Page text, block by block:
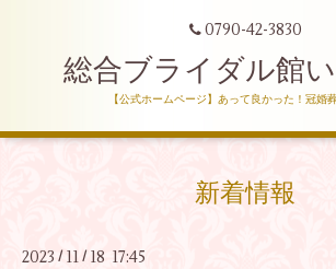
0790-42-3830
総合ブライダル館
【公式ホームページ】あって良かった！冠婚
新着情報
2023 / 11 / 18 17:45